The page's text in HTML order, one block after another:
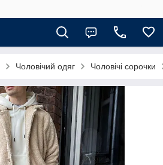
Чоловічий одяг Чоловічі сорочки